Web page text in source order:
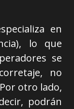
en
lo que
se
no
otro lado,
podrán